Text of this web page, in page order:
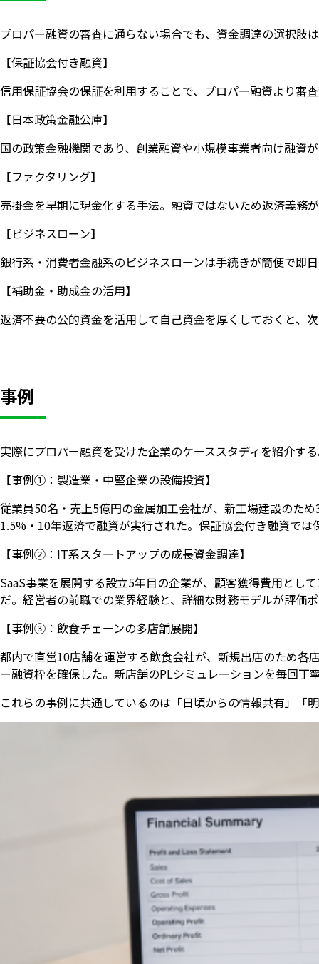
プロパー融資の審査に通らない場合でも、資金調達の選択肢
【保証協会付き融資】
信用保証協会の保証を利用することで、プロパー融資より審
【日本政策金融公庫】
国の政策金融機関であり、創業融資や小規模事業者向け融資
【ファクタリング】
売掛金を早期に現金化する手法。融資ではないため返済義務
【ビジネスローン】
銀行系・消費者金融系のビジネスローンは手続きが簡便で即
【補助金・助成金の活用】
返済不要の公的資金を活用して自己資金を厚くしておくと、
事例
実際にプロパー融資を受けた企業のケーススタディを紹介す
【事例①：製造業・中堅企業の設備投資】
従業員50名・売上5億円の金属加工会社が、新工場建設のた
1.5%・10年返済で融資が実行された。保証協会付き融資で
【事例②：IT系スタートアップの成長資金調達】
SaaS事業を展開する設立5年目の企業が、顧客獲得費用とし
だ。経営者の前職での業界経験と、詳細な財務モデルが評価
【事例③：飲食チェーンの多店舗展開】
都内で直営10店舗を運営する飲食会社が、新規出店のため
ー融資枠を確保した。新店舗のPLシミュレーションを毎回丁
これらの事例に共通しているのは「日頃からの情報共有」「